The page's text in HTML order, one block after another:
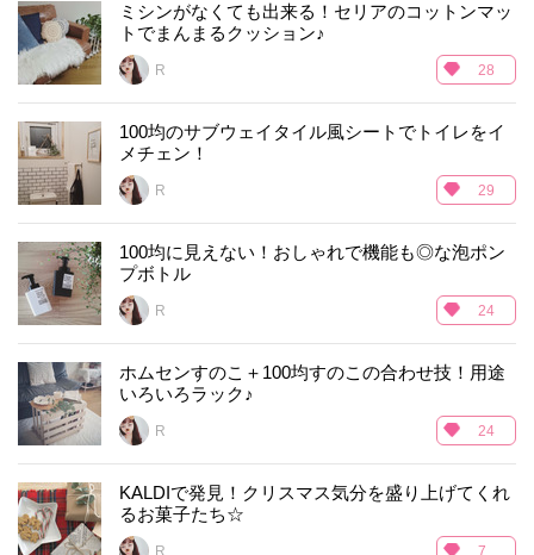
ミシンがなくても出来る！セリアのコットンマッ
トでまんまるクッション♪
R___ 28
100均のサブウェイタイル風シートでトイレをイ
メチェン！
R___ 29
100均に見えない！おしゃれで機能も◎な泡ポン
プボトル
R___ 24
ホムセンすのこ＋100均すのこの合わせ技！用途
いろいろラック♪
R___ 24
KALDIで発見！クリスマス気分を盛り上げてくれ
るお菓子たち☆
R___ 7